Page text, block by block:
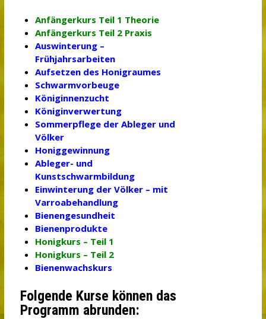
Anfängerkurs Teil 1 Theorie
Anfängerkurs Teil 2 Praxis
Auswinterung –
Frühjahrsarbeiten
Aufsetzen des Honigraumes
Schwarmvorbeuge
Königinnenzucht
Königinverwertung
Sommerpflege der Ableger und
Völker
Honiggewinnung
Ableger- und
Kunstschwarmbildung
Einwinterung der Völker – mit
Varroabehandlung
Bienengesundheit
Bienenprodukte
Honigkurs – Teil 1
Honigkurs – Teil 2
Bienenwachskurs
Folgende Kurse können das
Programm abrunden: